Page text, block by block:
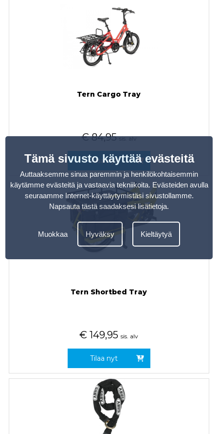
Tern Cargo Tray
€ 84,95 sis. alv
Tilaa nyt
Tern Shortbed Tray
€ 149,95 sis. alv
Tilaa nyt
Tämä sivusto käyttää evästeitä
Auttaaksemme sinua paremmin ja henkilökohtaisemmin
käytämme evästeitä ja vastaavia tekniikoita. Evästeiden avulla
seuraamme Internet-käyttäytymistäsi sivustollamme.
Napsauta tästä saadaksesi lisätietoja.
Muokkaa Hyväksy Kieltäytyä